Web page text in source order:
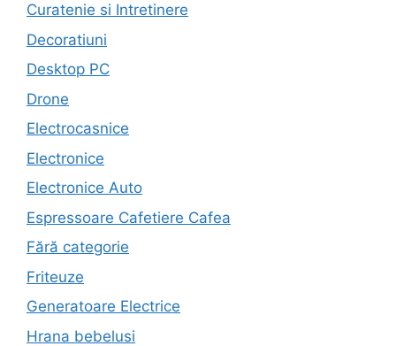
Curatenie si Intretinere
Decoratiuni
Desktop PC
Drone
Electrocasnice
Electronice
Electronice Auto
Espressoare Cafetiere Cafea
Fără categorie
Friteuze
Generatoare Electrice
Hrana bebelusi